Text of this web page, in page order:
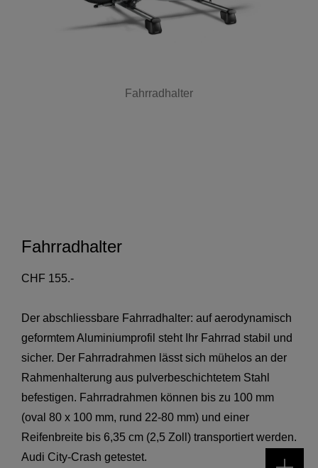
Fahrradhalter
Fahrradhalter
CHF 155.-
Der abschliessbare Fahrradhalter: auf aerodynamisch
geformtem Aluminiumprofil steht Ihr Fahrrad stabil und
sicher. Der Fahrradrahmen lässt sich mühelos an der
Rahmenhalterung aus pulverbeschichtetem Stahl
befestigen. Fahrradrahmen können bis zu 100 mm
(oval 80 x 100 mm, rund 22-80 mm) und einer
Reifenbreite bis 6,35 cm (2,5 Zoll) transportiert werden.
Audi City-Crash getestet.